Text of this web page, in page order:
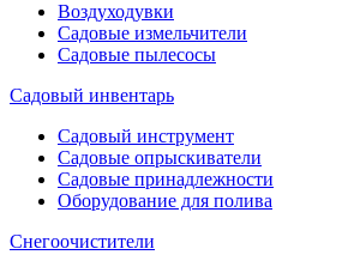
Воздуходувки
Садовые измельчители
Садовые пылесосы
Садовый инвентарь
Садовый инструмент
Садовые опрыскиватели
Садовые принадлежности
Оборудование для полива
Снегоочистители